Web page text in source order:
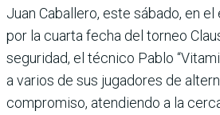
Juan Caballero, este sábado, en
por la cuarta fecha del torneo
seguridad, el técnico Pablo
a varios de sus jugadores de
compro­miso, atendiendo a la